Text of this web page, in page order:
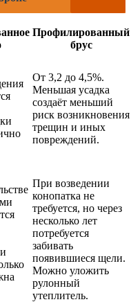
Профилированный
брус
От 3,2 до 4,5%.
Меньшая усадка
создаёт меньший
риск возникновения
трещин и иных
повреждений.
При возведении
конопатка не
требуется, но через
несколько лет
потребуется
забивать
появившиеся щели.
Можно уложить
рулонный
утеплитель.